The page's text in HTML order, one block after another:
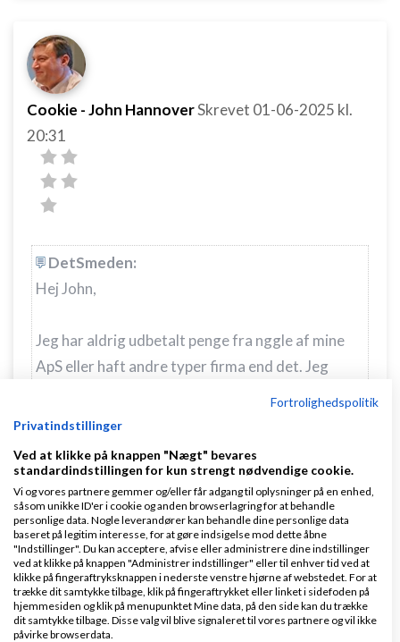
Cookie - John HannoverSkrevet 01-06-2025 kl.
20:31
DetSmeden:
Hej John,
Jeg har aldrig udbetalt penge fra nggle af mine
ApS eller haft andre typer firma end det. Jeg
ja gør det - om du havde udbetaling fra ApS er
ligemeget, da det jo skal være som løn med
skattetræk eller udbytte med samme
Det kan være en IT fejl, mener at have set andre
med det
vh John Hannover
Fortrolighedspolitik
Privatindstillinger
Ved at klikke på knappen "Nægt" bevares
standardindstillingen for kun strengt nødvendige cookie.
Vi og vores partnere gemmer og/eller får adgang til oplysninger på en enhed,
såsom unikke ID'er i cookie og anden browserlagring for at behandle
personlige data. Nogle leverandører kan behandle dine personlige data
baseret på legitim interesse, for at gøre indsigelse mod dette åbne
"Indstillinger". Du kan acceptere, afvise eller administrere dine indstillinger
ved at klikke på knappen "Administrer indstillinger" eller til enhver tid ved at
klikke på fingeraftryksknappen i nederste venstre hjørne af webstedet. For at
trække dit samtykke tilbage, klik på fingeraftrykket eller linket i sidefoden på
hjemmesiden og klik på menupunktet Mine data, på den side kan du trække
dit samtykke tilbage. Disse valg vil blive signaleret til vores partnere og vil ikke
påvirke browserdata.